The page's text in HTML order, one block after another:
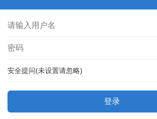
安全提问(未设置请忽略)
登录